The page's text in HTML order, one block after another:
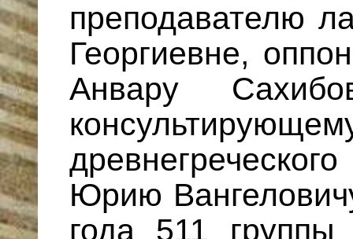
преподавателю
Георгиевне,
Анвару
Юрию
года 511 группы